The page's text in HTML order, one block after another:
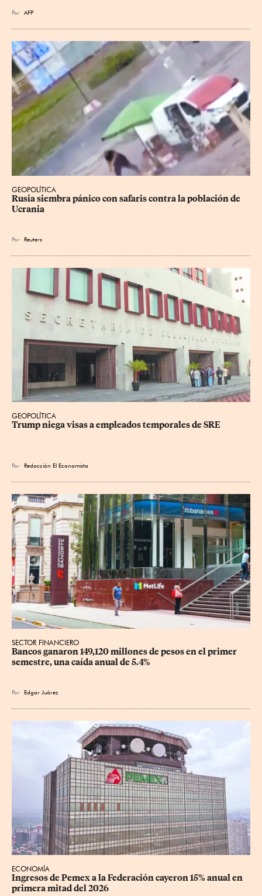
Por AFP
GEOPOLÍTICA
Rusia siembra pánico con safaris contra la población de
Ucrania
Por Reuters
GEOPOLÍTICA
Trump niega visas a empleados temporales de SRE
Por Redacción El Economista
SECTOR FINANCIERO
Bancos ganaron 149,120 millones de pesos en el primer
semestre, una caída anual de 5.4%
Por Edgar Juárez
ECONOMÍA
Ingresos de Pemex a la Federación cayeron 15% anual en
primera mitad del 2026